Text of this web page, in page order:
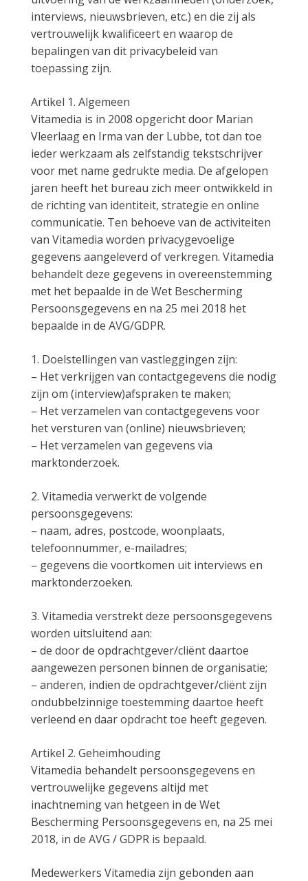
interviews, nieuwsbrieven, etc.) en die zij als
vertrouwelijk kwalificeert en waarop de
bepalingen van dit privacybeleid van
toepassing zijn.
Artikel 1. Algemeen
Vitamedia is in 2008 opgericht door Marian
Vleerlaag en Irma van der Lubbe, tot dan toe
ieder werkzaam als zelfstandig tekstschrijver
voor met name gedrukte media. De afgelopen
jaren heeft het bureau zich meer ontwikkeld in
de richting van identiteit, strategie en online
communicatie. Ten behoeve van de activiteiten
van Vitamedia worden privacygevoelige
gegevens aangeleverd of verkregen. Vitamedia
behandelt deze gegevens in overeenstemming
met het bepaalde in de Wet Bescherming
Persoonsgegevens en na 25 mei 2018 het
bepaalde in de AVG/GDPR.
1. Doelstellingen van vastleggingen zijn:
– Het verkrijgen van contactgegevens die nodig
zijn om (interview)afspraken te maken;
– Het verzamelen van contactgegevens voor
het versturen van (online) nieuwsbrieven;
– Het verzamelen van gegevens via
marktonderzoek.
2. Vitamedia verwerkt de volgende
persoonsgegevens:
– naam, adres, postcode, woonplaats,
telefoonnummer, e-mailadres;
– gegevens die voortkomen uit interviews en
marktonderzoeken.
3. Vitamedia verstrekt deze persoonsgegevens
worden uitsluitend aan:
– de door de opdrachtgever/cliënt daartoe
aangewezen personen binnen de organisatie;
– anderen, indien de opdrachtgever/cliënt zijn
ondubbelzinnige toestemming daartoe heeft
verleend en daar opdracht toe heeft gegeven.
Artikel 2. Geheimhouding
Vitamedia behandelt persoonsgegevens en
vertrouwelijke gegevens altijd met
inachtneming van hetgeen in de Wet
Bescherming Persoonsgegevens en, na 25 mei
2018, in de AVG / GDPR is bepaald.
Medewerkers Vitamedia zijn gebonden aan